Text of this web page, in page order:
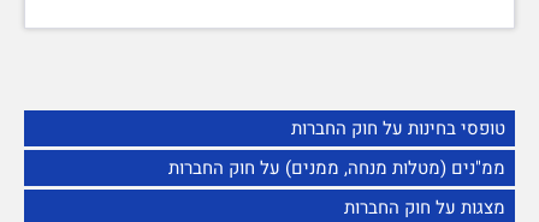
טופסי בחינות על חוק החברות
ממ"נים (מטלות מנחה, ממנים) על חוק החברות
מצגות על חוק החברות